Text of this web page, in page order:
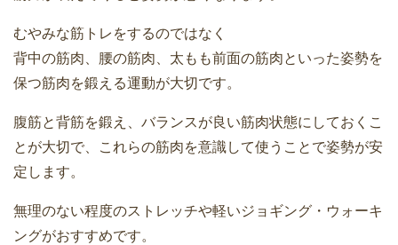
むやみな筋トレをするのではなく
背中の筋肉、腰の筋肉、太もも前面の筋肉といった姿勢を
保つ筋肉を鍛える運動が大切です。
腹筋と背筋を鍛え、バランスが良い筋肉状態にしておくこ
とが大切で、これらの筋肉を意識して使うことで姿勢が安
定します。
無理のない程度のストレッチや軽いジョギング・ウォーキ
ングがおすすめです。